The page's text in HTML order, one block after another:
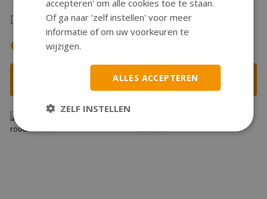
Op voorraad
Direct Leverbaar
€9,25
Op voorraad
Bestellen
accepteren' om alle cookies toe te staan.
Of ga naar 'zelf instellen' voor meer
informatie of om uw voorkeuren te
wijzigen.
ALLES ACCEPTEREN
ZELF INSTELLEN